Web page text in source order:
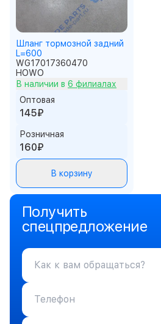
Шланг тормозной задний
L=600
WG17017360470
HOWO
В наличии в 6 филиалах
Оптовая
145₽
Розничная
160₽
В корзину
Получить
спецпредложение